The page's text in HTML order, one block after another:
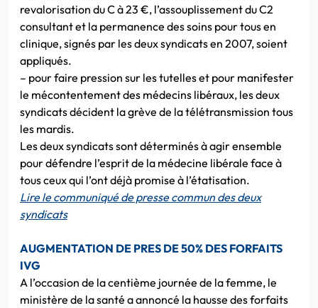
revalorisation du C à 23 €, l’assouplissement du C2
consultant et la permanence des soins pour tous en
clinique, signés par les deux syndicats en 2007, soient
appliqués.
– pour faire pression sur les tutelles et pour manifester
le mécontentement des médecins libéraux, les deux
syndicats décident la grève de la télétransmission tous
les mardis.
Les deux syndicats sont déterminés à agir ensemble
pour défendre l’esprit de la médecine libérale face à
tous ceux qui l’ont déjà promise à l’étatisation.
Lire le communiqué de presse commun des deux
syndicats
AUGMENTATION DE PRES DE 50% DES FORFAITS
IVG
A l’occasion de la centième journée de la femme, le
ministère de la santé a annoncé la hausse des forfaits